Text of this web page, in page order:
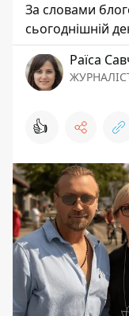
За словами
сьогоднішній
Раїса
👍